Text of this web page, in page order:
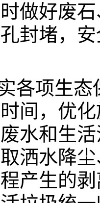
做好废
封堵，
实各项生
间，优
水和生
洒水降
产生的